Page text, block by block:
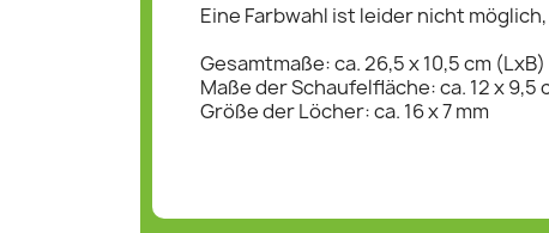
Eine Farbwahl ist leider nicht
Gesamtmaße: ca. 26,5 x 10,5 cm (LxB)
Maße der Schaufelfläche: ca. 12 x 9,5
Größe der Löcher: ca. 16 x 7 mm